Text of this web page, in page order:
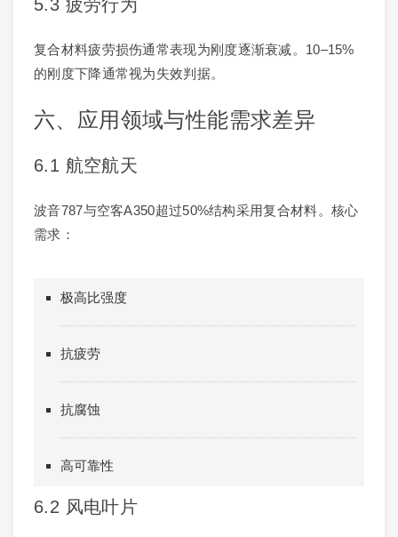
5.3 疲劳行为
复合材料疲劳损伤通常表现为刚度逐渐衰减。10–15%
的刚度下降通常视为失效判据。
六、应用领域与性能需求差异
6.1 航空航天
波音787与空客A350超过50%结构采用复合材料。核心
需求：
极高比强度
抗疲劳
抗腐蚀
高可靠性
6.2 风电叶片